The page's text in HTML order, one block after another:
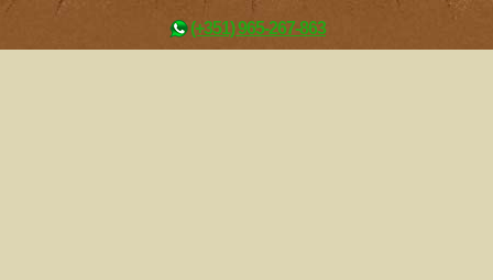
(+351) 965-267-863